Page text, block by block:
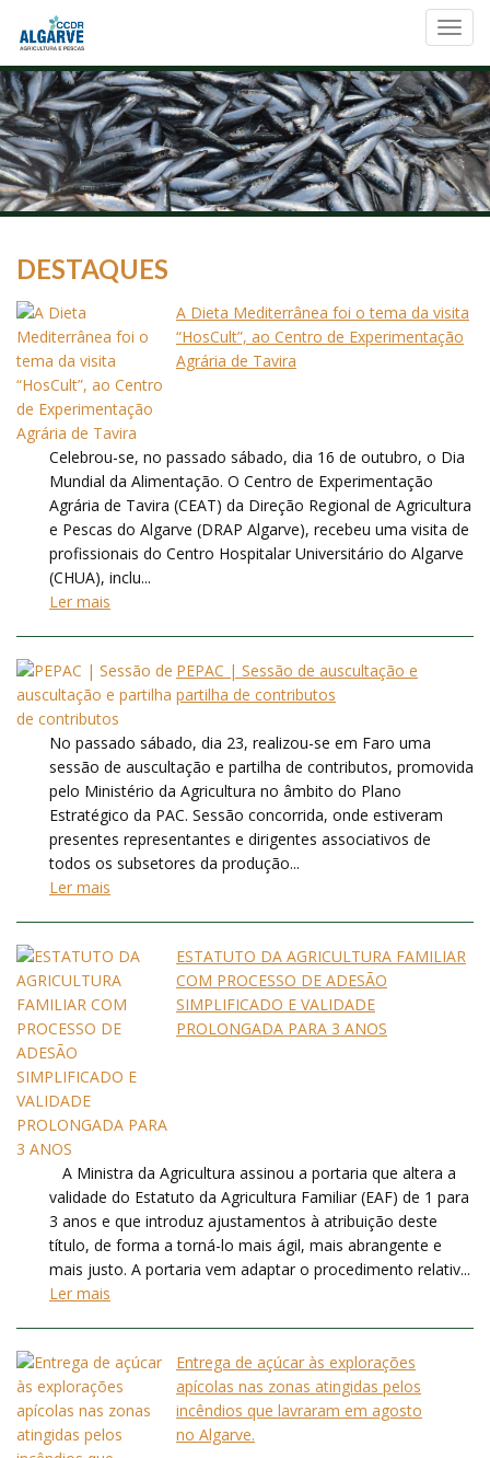
DESTAQUES
A Dieta Mediterrânea foi o tema da visita
“HosCult”, ao Centro de Experimentação
Agrária de Tavira
Celebrou-se, no passado sábado, dia 16 de outubro, o Dia
Mundial da Alimentação. O Centro de Experimentação
Agrária de Tavira (CEAT) da Direção Regional de Agricultura
e Pescas do Algarve (DRAP Algarve), recebeu uma visita de
profissionais do Centro Hospitalar Universitário do Algarve
(CHUA), inclu...
Ler mais
PEPAC | Sessão de auscultação e
partilha de contributos
No passado sábado, dia 23, realizou-se em Faro uma
sessão de auscultação e partilha de contributos, promovida
pelo Ministério da Agricultura no âmbito do Plano
Estratégico da PAC. Sessão concorrida, onde estiveram
presentes representantes e dirigentes associativos de
todos os subsetores da produção...
Ler mais
ESTATUTO DA AGRICULTURA FAMILIAR
COM PROCESSO DE ADESÃO
SIMPLIFICADO E VALIDADE
PROLONGADA PARA 3 ANOS
A Ministra da Agricultura assinou a portaria que altera a
validade do Estatuto da Agricultura Familiar (EAF) de 1 para
3 anos e que introduz ajustamentos à atribuição deste
título, de forma a torná-lo mais ágil, mais abrangente e
mais justo. A portaria vem adaptar o procedimento relativ...
Ler mais
Entrega de açúcar às explorações
apícolas nas zonas atingidas pelos
incêndios que lavraram em agosto
no Algarve.